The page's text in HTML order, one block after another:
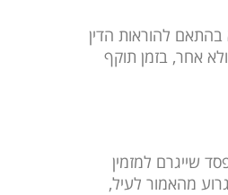
להוראות הדין
אחר, בזמן תוקף
שייגרם למזמין
מהאמור לעיל,